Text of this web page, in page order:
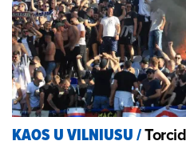
KAOS U VILNIUSU/